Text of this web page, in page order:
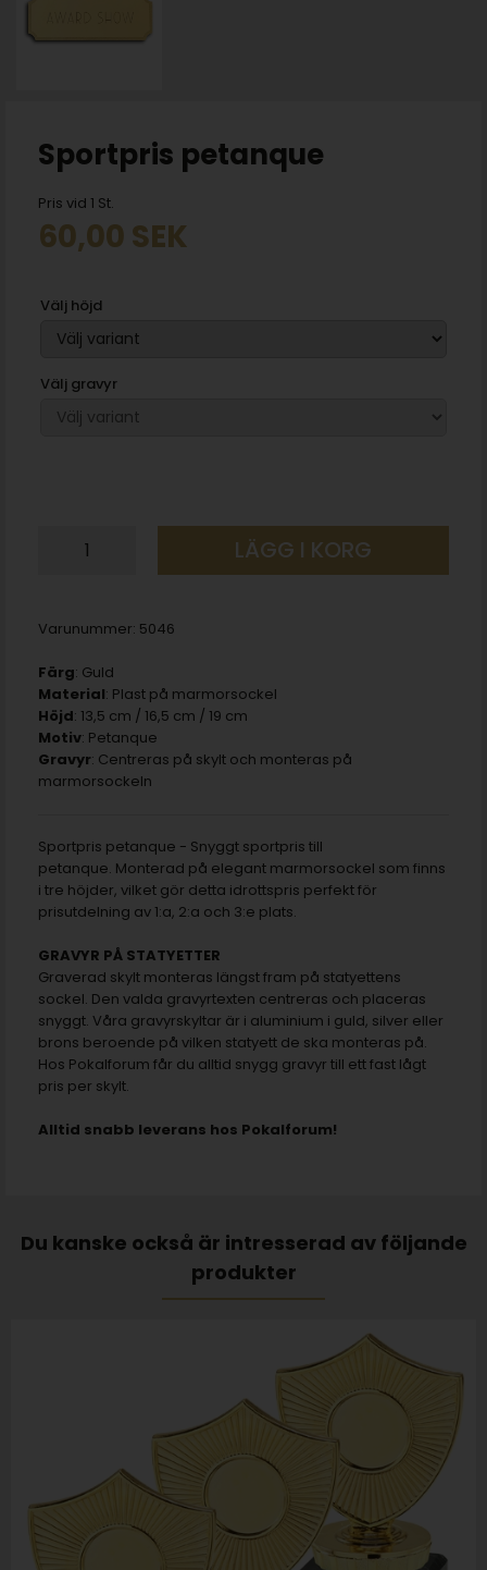
Sportpris petanque
Pris vid 1 St.
60,00 SEK
Välj höjd
Välj gravyr
LÄGG I KORG
Varunummer: 5046
Färg: Guld
Material: Plast på marmorsockel
Höjd: 13,5 cm / 16,5 cm / 19 cm
Motiv: Petanque
Gravyr: Centreras på skylt och monteras på
marmorsockeln
Sportpris petanque - Snyggt sportpris till
petanque. Monterad på elegant marmorsockel som finns
i tre höjder, vilket gör detta idrottspris perfekt för
prisutdelning av 1:a, 2:a och 3:e plats.
GRAVYR PÅ STATYETTER
Graverad skylt monteras längst fram på statyettens
sockel. Den valda gravyrtexten centreras och placeras
snyggt. Våra gravyrskyltar är i aluminium i guld, silver eller
brons beroende på vilken statyett de ska monteras på.
Hos Pokalforum får du alltid snygg gravyr till ett fast lågt
pris per skylt.
Alltid snabb leverans hos Pokalforum!
Du kanske också är intresserad av följande
produkter